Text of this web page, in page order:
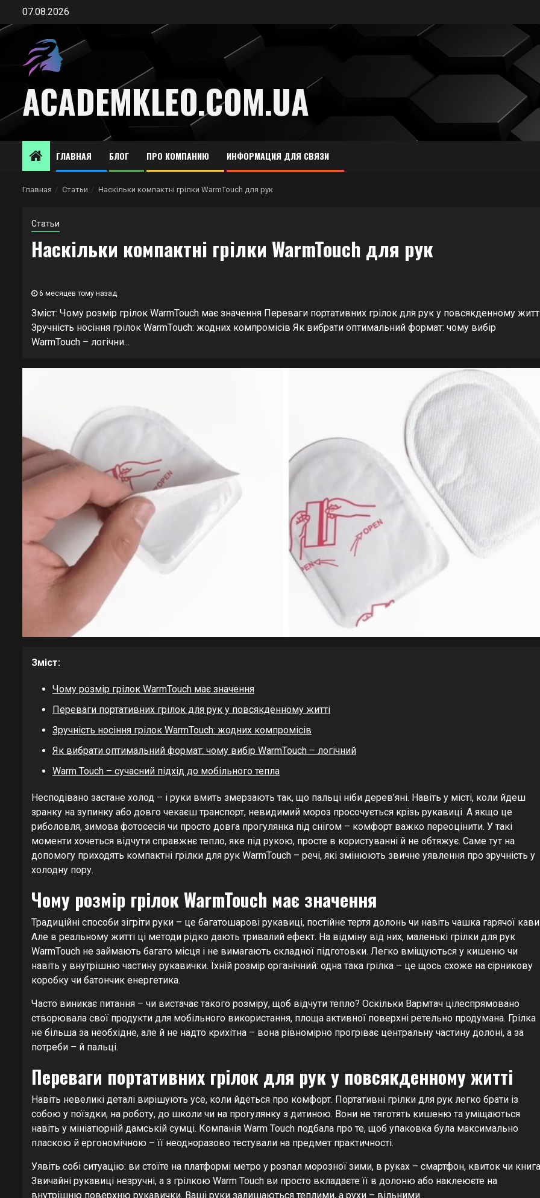
Перейти07.08.2026
ACADEMKLEO.COM.UA
ГЛАВНАЯ БЛОГ ПРО КОМПАНИЮ ИНФОРМАЦИЯ ДЛЯ СВЯЗИ
Главная Статьи Наскільки компактні грілки WarmTouch для рук
Статьи
Наскільки компактні грілки WarmTouch для рук
6 месяцев тому назад
Зміст: Чому розмір грілок WarmTouch має значення Переваги портативних грілок для рук у повсякденному
Зручність носіння грілок WarmTouch: жодних компромісів Як вибрати оптимальний формат: чому вибір
WarmTouch – логічни...
Зміст:
Чому розмір грілок WarmTouch має значення
Переваги портативних грілок для рук у повсякденному житті
Зручність носіння грілок WarmTouch: жодних компромісів
Як вибрати оптимальний формат: чому вибір WarmTouch – логічний
Warm Touch – сучасний підхід до мобільного тепла
Несподівано застане холод – і руки вмить змерзають так, що пальці ніби дерев’яні. Навіть у місті, коли йдеш
зранку на зупинку або довго чекаєш транспорт, невидимий мороз просочується крізь рукавиці. А якщо це
риболовля, зимова фотосесія чи просто довга прогулянка під снігом – комфорт важко переоцінити. У такі
моменти хочеться відчути справжнє тепло, яке під рукою, просте в користуванні й не обтяжує. Саме тут на
допомогу приходять компактні грілки для рук WarmTouch – речі, які змінюють звичне уявлення про зручність у
холодну пору.
Чому розмір грілок WarmTouch має значення
Традиційні способи зігріти руки – це багатошарові рукавиці, постійне тертя долонь чи навіть чашка гарячої
Але в реальному житті ці методи рідко дають тривалий ефект. На відміну від них, маленькі грілки для рук
WarmTouch не займають багато місця і не вимагають складної підготовки. Легко вміщуються у кишеню чи
навіть у внутрішню частину рукавички. Їхній розмір органічний: одна така грілка – це щось схоже на сірникову
коробку чи батончик енергетика.
Часто виникає питання – чи вистачає такого розміру, щоб відчути тепло? Оскільки Вармтач цілеспрямовано
створювала свої продукти для мобільного використання, площа активної поверхні ретельно продумана. Грілка
не більша за необхідне, але й не надто крихітна – вона рівномірно прогріває центральну частину долоні, а за
потреби – й пальці.
Переваги портативних грілок для рук у повсякденному житті
Навіть невеликі деталі вирішують усе, коли йдеться про комфорт. Портативні грілки для рук легко брати із
собою у поїздки, на роботу, до школи чи на прогулянку з дитиною. Вони не тяготять кишеню та уміщаються
навіть у мініатюрній дамській сумці. Компанія Warm Touch подбала про те, щоб упаковка була максимально
пласкою й ергономічною – її неодноразово тестували на предмет практичності.
Уявіть собі ситуацію: ви стоїте на платформі метро у розпал морозної зими, в руках – смартфон, квиток чи
Звичайні рукавиці незручні, а з грілкою Warm Touch ви просто вкладаєте її в долоню або наклеюєте на
внутрішню поверхню рукавички. Ваші руки залишаються теплими, а рухи – вільними.